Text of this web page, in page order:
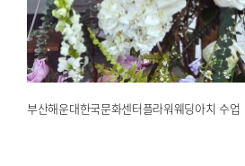
2025.02.19해운대한국문화센터
부산해운대한국문화센터플라워웨딩아치 수업